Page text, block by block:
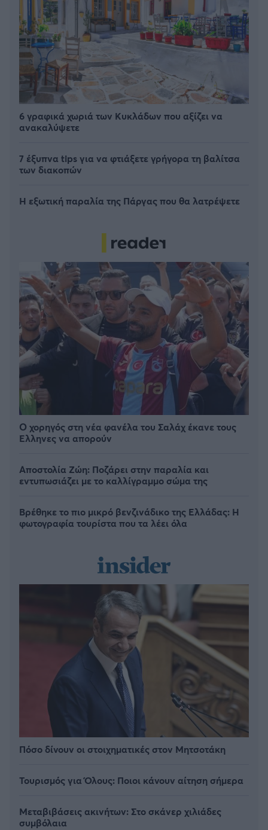
6 γραφικά χωριά των Κυκλάδων που αξίζει να
ανακαλύψετε
7 έξυπνα tips για να φτιάξετε γρήγορα τη βαλίτσα
των διακοπών
Η εξωτική παραλία της Πάργας που θα λατρέψετε
Ο χορηγός στη νέα φανέλα του Σαλάχ έκανε τους
Έλληνες να απορούν
Αποστολία Ζώη: Ποζάρει στην παραλία και
εντυπωσιάζει με το καλλίγραμμο σώμα της
Βρέθηκε το πιο μικρό βενζινάδικο της Ελλάδας: Η
φωτογραφία τουρίστα που τα λέει όλα
Πόσο δίνουν οι στοιχηματικές στον Μητσοτάκη
Τουρισμός για Όλους: Ποιοι κάνουν αίτηση σήμερα
Μεταβιβάσεις ακινήτων: Στο σκάνερ χιλιάδες
συμβόλαια